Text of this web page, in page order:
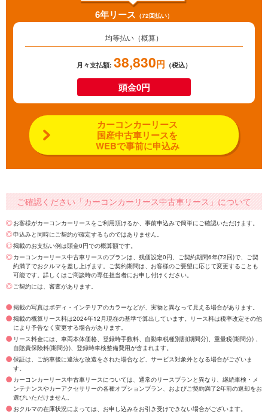
6年リース （72回払い）
均等払い（概算）
月々支払額: 38,830円 （税込）
頭金0円
カーコンカーリース
国産中古車リースを
WEBで事前に申込み
ご確認ください「カーコンカーリース中古車リース」について
お客様がカーコンカーリースをご利用頂けるか、事前申込みで簡単にご確認いただけます。
申込みと同時にご契約が確定するものではありません。
掲載のお支払い例は頭金0円での概算額です。
カーコンカーリース中古車リースのプランは、残価設定0円、ご契約期間6年(72回)で、ご契
約満了でおクルマを差し上げます。ご契約期間は、お客様のご要望に応じて変更することも
可能です。詳しくはご商談時の専任担当者にお申し付けください。
ご契約には、審査があります。
掲載の写真はボディ・インテリアのカラーなどが、実物と異なって見える場合があります。
掲載の概算リース料は2024年12月現在の基準で算出しています。リース料は税率改定その他
により予告なく変更する場合があります。
リース料金には、車両本体価格、登録時手数料、自動車税種別割(期間分)、重量税(期間分) 、
自賠責保険料(期間分)、登録時車検整備費用が含まれます。
保証は、ご納車後に違法な改造をされた場合など、サービス対象外となる場合がございま
す。
カーコンカーリース中古車リースについては、通常のリースプランと異なり、継続車検・メ
ンテナンスやカーアクセサリーの各種オプションプラン、およびご契約満了2年前の返却をお
選びいただけません。
おクルマの在庫状況によっては、お申し込みをお引き受けできない場合がございます。